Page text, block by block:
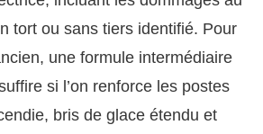
tort ou sans tiers identifié. Pour
une formule intermédiaire
si l’on renforce les postes
bris de glace étendu et